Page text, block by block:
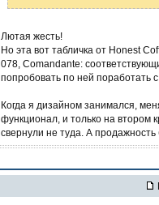
Лютая жесть!
Но эта вот табличка от Honest
078, Comandante:
попробовать по ней
Когда я дизайном занимался,
функционал, и только на втором
свернули не туда. А